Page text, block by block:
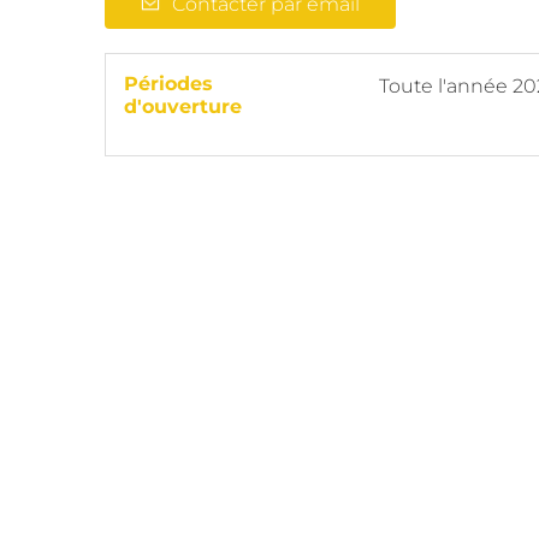
Périodes
d'ouverture
Toute l'année